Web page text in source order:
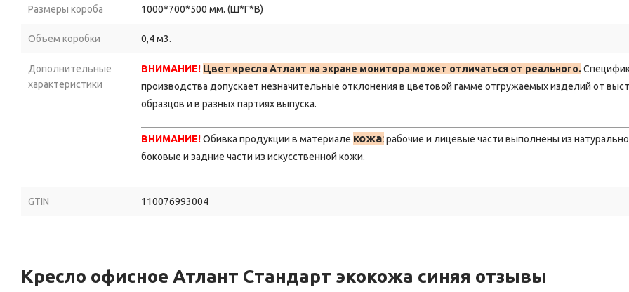
Размеры короба 1000*700*500 мм. (Ш*Г*В)
Объем коробки 0,4 м3.
Дополнительные
характеристики
ВНИМАНИЕ! Цвет кресла Атлант на экране монитора может отличаться от реального.
производства допускает незначительные отклонения в цветовой гамме отгружаемых изделий от
образцов и в разных партиях выпуска.
ВНИМАНИЕ!Обивка продукции в материале кожа:рабочие и лицевые части выполнены из
боковые и задние части из искусственной кожи.
GTIN 110076993004
Кресло офисное Атлант Стандарт экокожа синяя отзывы